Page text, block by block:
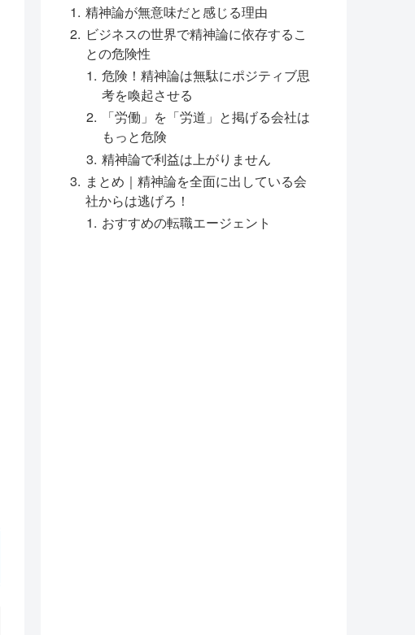
精神論が無意味だと感じる理由
ビジネスの世界で精神論に依存するこ
との危険性
危険！精神論は無駄にポジティブ思
考を喚起させる
「労働」を「労道」と掲げる会社は
もっと危険
精神論で利益は上がりません
まとめ｜精神論を全面に出している会
社からは逃げろ！
おすすめの転職エージェント